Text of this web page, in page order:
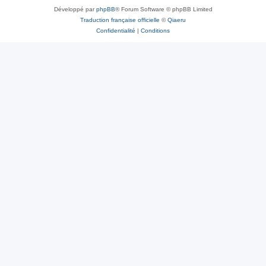
Développé parphpBB® Forum Software © phpBB Limited
Traduction française officielle ©Qiaeru
Confidentialité | Conditions